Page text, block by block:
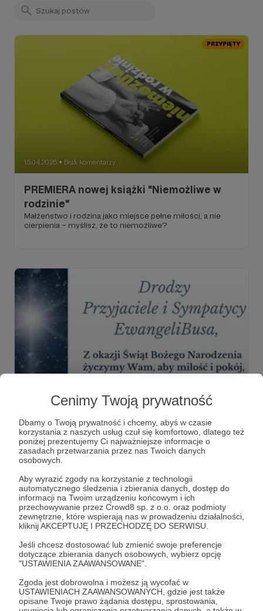
Cenimy Twoją prywatność
Dbamy o Twoją prywatność i chcemy, abyś w czasie
korzystania z naszych usług czuł się komfortowo, dlatego też
poniżej prezentujemy Ci najważniejsze informacje o
zasadach przetwarzania przez nas Twoich danych
osobowych.
Aby wyrazić zgody na korzystanie z technologii
automatycznego śledzenia i zbierania danych, dostęp do
informacji na Twoim urządzeniu końcowym i ich
przechowywanie przez Crowd8 sp. z o.o. oraz podmioty
zewnętrzne, które wspierają nas w prowadzeniu działalności,
kliknij AKCEPTUJĘ I PRZECHODZĘ DO SERWISU.
Jeśli chcesz dostosować lub zmienić swoje preferencje
dotyczące zbierania danych osobowych, wybierz opcję
"USTAWIENIA ZAAWANSOWANE".
Zgoda jest dobrowolna i możesz ją wycofać w
USTAWIENIACH ZAAWANSOWANYCH, gdzie jest także
opisane Twoje prawo żądania dostępu, sprostowania,
PRZYPIĘTY
15.04.2025 ● Brak komentarzy
PREMIERA nowej książki "Niemożliwe w
rodzinie"
Małżeństwo i rodzina jako miejsce pełne miłości, a nie
cierpienia – myślisz, że to niemożliwe?
23.12.2024 Brak komentarzy
Dziękujemy za Wasze wsparcie i wspólny
rok posługi!
Bez Was świat byłby bardzo ubogi!